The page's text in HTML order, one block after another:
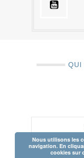
QUI
Nous utilisons les
navigation. En
cookies sur